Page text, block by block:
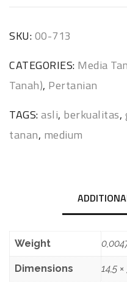
SKU:00-713
CATEGORIES: Media
Tanah), Pertanian
TAGS:asli, berkualitas,
tanan, medium
Weight
Dimensions 14,5